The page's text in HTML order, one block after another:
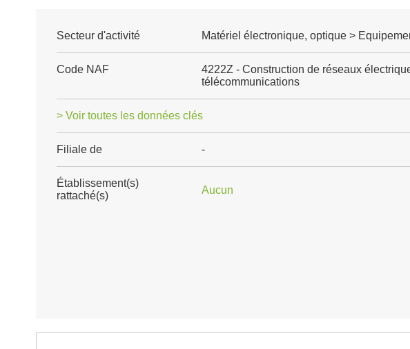
Secteur d'activité Matériel électronique, optique >
Code NAF
4222Z - Construction de réseaux
télécommunications
> Voir toutes les données clés
Filiale de -
Établissement(s)
rattaché(s)
Aucun